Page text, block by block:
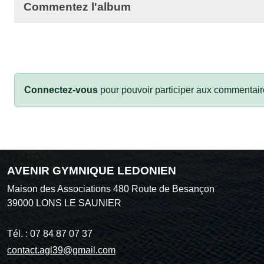
Commentez l'album
Connectez-vous pour pouvoir participer aux
AVENIR GYMNIQUE LEDONIEN
Maison des Associations 480 Route de Besançon
39000 LONS LE SAUNIER
Tél. : 07 84 87 07 37
contact.agl39@gmail.com